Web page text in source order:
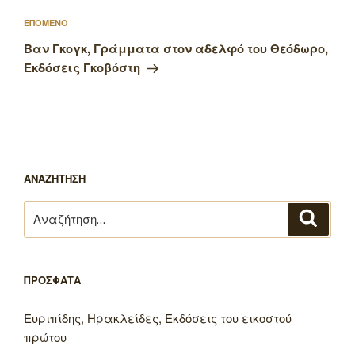
Επόμενο
άρθρο
ΕΠΟΜΕΝΟ
Βαν Γκογκ, Γράμματα στον αδελφό του Θεόδωρο,
Εκδόσεις Γκοβόστη
ΑΝΑΖΗΤΗΣΗ
για:
ΠΡΟΣΦΑΤΑ
Ευριπίδης, Ηρακλείδες, Εκδόσεις του εικοστού
πρώτου